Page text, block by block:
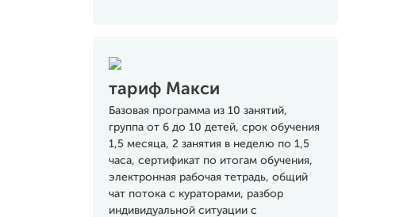
тариф Макси
Базовая программа из 10 занятий,
группа от 6 до 10 детей, срок обучения
1,5 месяца, 2 занятия в неделю по 1,5
часа, сертификат по итогам обучения,
электронная рабочая тетрадь, общий
чат потока с кураторами, разбор
индивидуальной ситуации с